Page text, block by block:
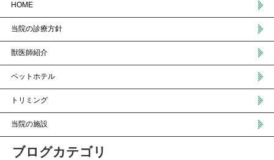
HOME
当院の診療方針
獣医師紹介
ペットホテル
トリミング
当院の施設
ブログカテゴリ